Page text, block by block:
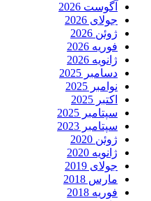
آگوست 2026
جولای 2026
ژوئن 2026
فوریه 2026
ژانویه 2026
دسامبر 2025
نوامبر 2025
اکتبر 2025
سپتامبر 2025
سپتامبر 2023
ژوئن 2020
ژانویه 2020
جولای 2019
مارس 2018
فوریه 2018